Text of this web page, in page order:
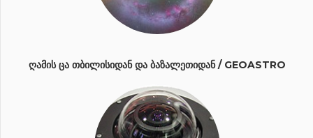
ᲦᲐᲛᲘᲡ ᲪᲐ ᲗᲑᲘᲚᲘᲡᲘᲓᲐᲜ ᲓᲐ ᲑᲐᲖᲐᲚᲔᲗᲘᲓᲐᲜ / GEOASTRO